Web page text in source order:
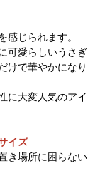
感じられます。
可愛らしいうさぎ
けで華やかになり
に大変人気のアイ
イズ
き場所に困らない